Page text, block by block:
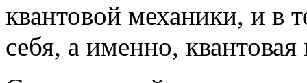
квантовой механики, и в
себя, а именно,